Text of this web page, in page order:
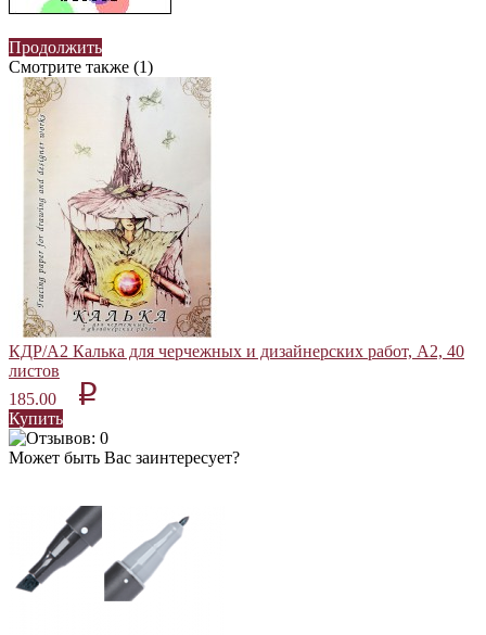
Продолжить
Смотрите также (1)
КДР/А2 Калька для черчежных и дизайнерских работ, А2, 40
листов
185.00
p
Купить
Может быть Вас заинтересует?